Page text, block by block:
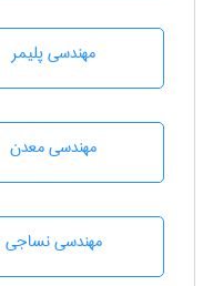
مهندسی پليمر
مهندسی معدن
مهندسي نساجی